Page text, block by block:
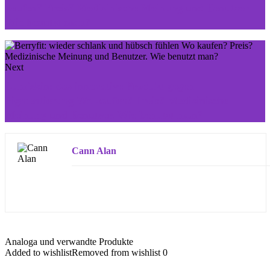
Next
Cann Alan
Analoga und verwandte Produkte
Added to wishlistRemoved from wishlist 0